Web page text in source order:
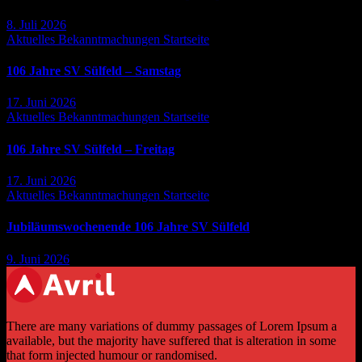
8. Juli 2026
Aktuelles Bekanntmachungen Startseite
106 Jahre SV Sülfeld – Samstag
17. Juni 2026
Aktuelles Bekanntmachungen Startseite
106 Jahre SV Sülfeld – Freitag
17. Juni 2026
Aktuelles Bekanntmachungen Startseite
Jubiläumswochenende 106 Jahre SV Sülfeld
9. Juni 2026
There are many variations of dummy passages of Lorem Ipsum a
available, but the majority have suffered that is alteration in some
that form injected humour or randomised.